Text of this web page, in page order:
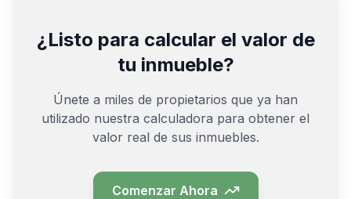
¿Listo para calcular el valor de
tu inmueble?
Únete a miles de propietarios que ya han
utilizado nuestra calculadora para obtener el
valor real de sus inmuebles.
Comenzar Ahora